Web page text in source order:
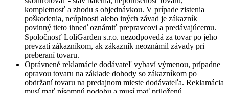
kompletnosť a zhodu s objednávkou. V prípade zistenia
poškodenia, neúplnosti alebo iných závad je zákazník
povinný tieto ihneď oznámiť prepravcovi a predávajúcemu.
Spoločnosť LoliGarden s.r.o. nezodpovedá za tovar po jeho
prevzatí zákazníkom, ak zákazník neoznámil závady pri
preberaní tovaru.
Oprávnené reklamácie dodávateľ vybaví výmenou, prípadne
opravou tovaru na základe dohody so zákazníkom po
obdržaní tovaru na predajnom mieste dodávateľa. Reklamácia